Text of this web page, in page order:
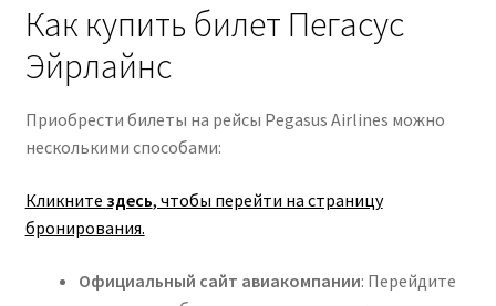
Как купить билет Пегасус
Эйрлайнс
Приобрести билеты на рейсы Pegasus Airlines можно
несколькими способами:
Кликните здесь, чтобы перейти на страницу
бронирования.
Официальный сайт авиакомпании: Перейдите